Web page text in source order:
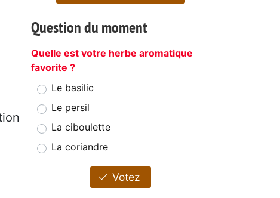
Question du moment
Quelle est votre herbe aromatique
favorite ?
Le basilic
Le persil
La ciboulette
La coriandre
Votez